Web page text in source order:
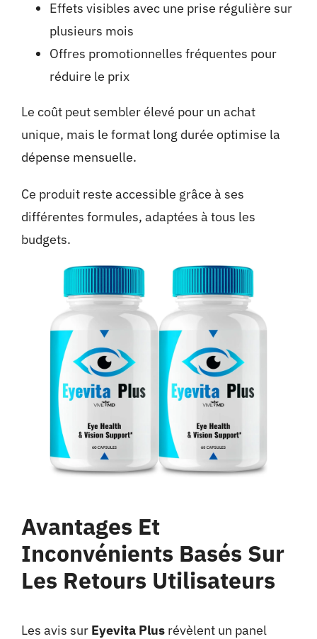
Effets visibles avec une prise régulière sur
plusieurs mois
Offres promotionnelles fréquentes pour
réduire le prix
Le coût peut sembler élevé pour un achat
unique, mais le format long durée optimise la
dépense mensuelle.
Ce produit reste accessible grâce à ses
différentes formules, adaptées à tous les
budgets.
Avantages Et
Inconvénients Basés Sur
Les Retours Utilisateurs
Les avis sur Eyevita Plusrévèlent un panel